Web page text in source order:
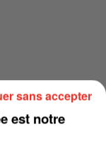
est notre
sans accepter